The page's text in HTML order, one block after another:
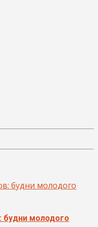
будни молодого